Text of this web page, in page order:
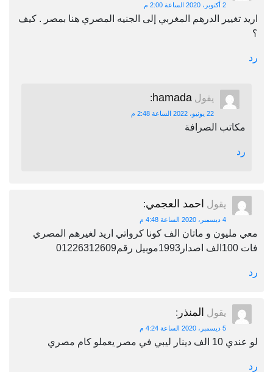
2 أكتوبر، 2020 الساعة 2:00 م
اريد تغيير الدرهم المغربي إلى الجنيه المصري هنا بمصر . كيف
؟
رد
يقول hamada
:
22 يونيو، 2022 الساعة 2:48 م
مكاتب الصرافة
رد
يقول احمد العجمي:
4 ديسمبر، 2020 الساعة 4:48 م
معي مليون و ماتان الف كونا كرواتي اريد لغيرهم المصري
فات 100الف اصدار1993موبيل رقم01226312609
رد
يقول المنذر :
5 ديسمبر، 2020 الساعة 4:24 م
لو عندي 10 الف دينار ليبي في مصر يعملو كام مصري
رد